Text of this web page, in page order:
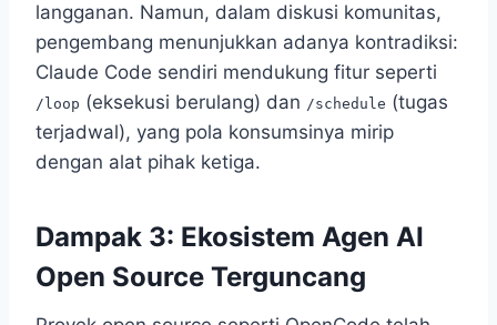
langganan. Namun, dalam diskusi komunitas,
pengembang menunjukkan adanya kontradiksi:
Claude Code sendiri mendukung fitur seperti
/loop (eksekusi berulang) dan /schedule (tugas
terjadwal), yang pola konsumsinya mirip
dengan alat pihak ketiga.
Dampak 3: Ekosistem Agen AI
Open Source Terguncang